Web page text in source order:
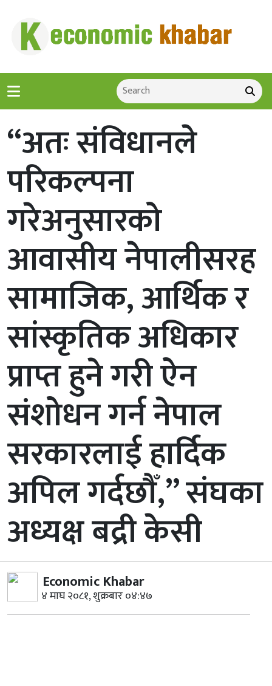
‘‘अतः संविधानले
परिकल्पना
गरेअनुसारको
आवासीय नेपालीसरह
सामाजिक, आर्थिक र
सांस्कृतिक अधिकार
प्राप्त हुने गरी ऐन
संशोधन गर्न नेपाल
सरकारलाई हार्दिक
अपिल गर्दछौँ,’’ संघका
अध्यक्ष बद्री केसी
Economic Khabar
४ माघ २०८१, शुक्रबार ०४:४७